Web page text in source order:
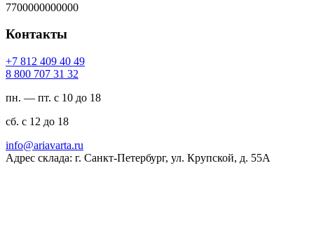
7700000000000
Контакты
94 04 904 218 7+
23 13 707 008 8
пн. — пт. с 10 до 18
сб. с 12 до 18
ur.atravaira@ofni
Адрес склада: г. Санкт-Петербург, ул. Крупской, д. 55А